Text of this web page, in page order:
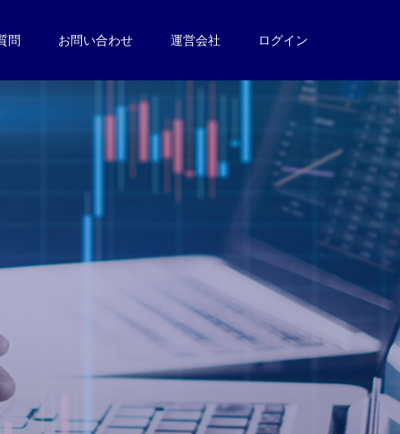
問 お問い合わせ 運営会社 ログイン